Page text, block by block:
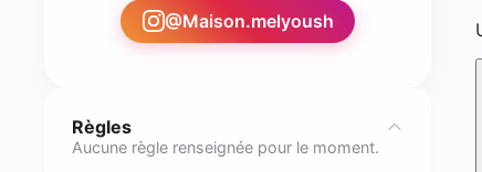
@Maison.melyoush
Règles
Aucune règle renseignée pour le moment.